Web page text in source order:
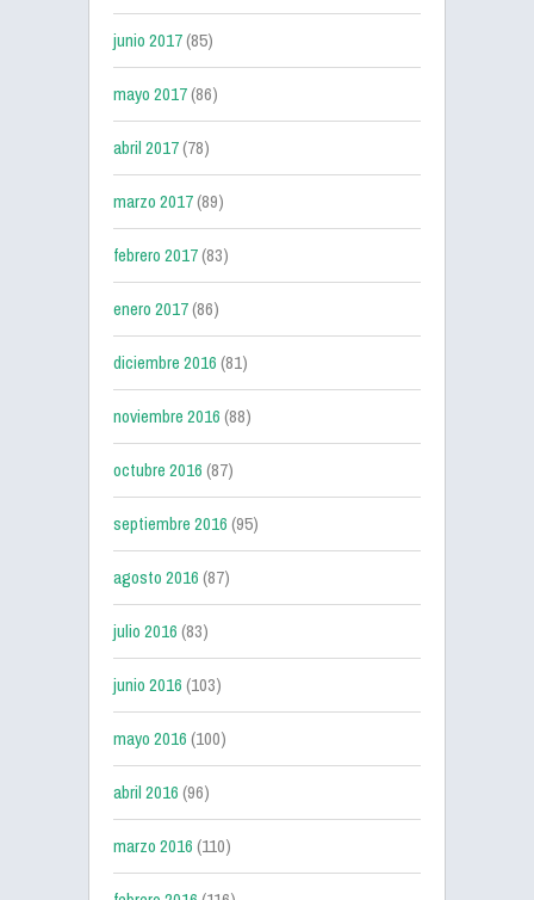
junio 2017(85)
mayo 2017(86)
abril 2017(78)
marzo 2017(89)
febrero 2017(83)
enero 2017(86)
diciembre 2016(81)
noviembre 2016(88)
octubre 2016(87)
septiembre 2016(95)
agosto 2016(87)
julio 2016(83)
junio 2016(103)
mayo 2016(100)
abril 2016(96)
marzo 2016(110)